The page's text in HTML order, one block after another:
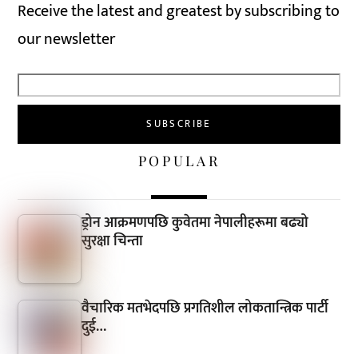
Receive the latest and greatest by subscribing to
our newsletter
POPULAR
ड्रोन आक्रमणपछि कुवेतमा नेपालीहरूमा बढ्यो
सुरक्षा चिन्ता
वैचारिक मतभेदपछि प्रगतिशील लोकतान्त्रिक पार्टी
दुई…